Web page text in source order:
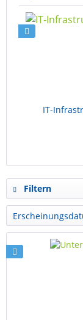
IT-
Filtern